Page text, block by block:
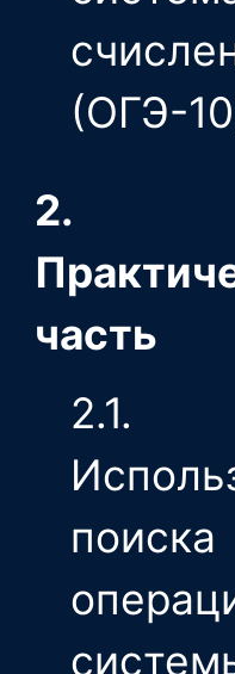
(ОГЭ-
2.
часть
2.1.
поиска